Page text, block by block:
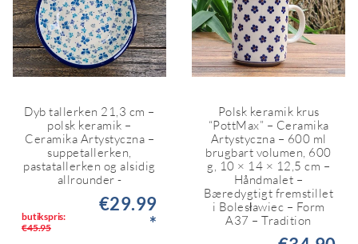
Dyb tallerken 21,3 cm –
polsk keramik –
Ceramika Artystyczna –
suppetallerken,
pastatallerken og alsidig
allrounder -
butikspris:
€45.95
€29.99
*
Polsk keramik krus
“PottMax” – Ceramika
Artystyczna – 600 ml
brugbart volumen, 600
g, 10 × 14 × 12,5 cm –
Håndmalet –
Bæredygtigt fremstillet
i Bolesławiec – Form
A37 – Tradition